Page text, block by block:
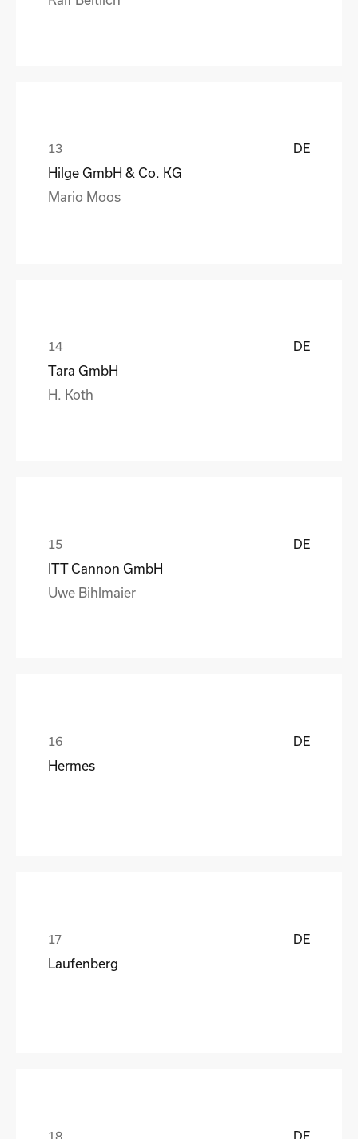
DE
Hilge GmbH & Co. KG
Mario Moos
DE
Tara GmbH
H. Koth
DE
ITT Cannon GmbH
Uwe Bihlmaier
DE
Hermes
DE
Laufenberg
DE